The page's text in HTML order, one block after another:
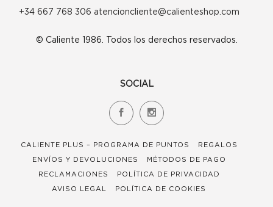
+34 667 768 306 atencioncliente@calienteshop.com
© Caliente 1986. Todos los derechos reservados.
SOCIAL
CALIENTE PLUS – PROGRAMA DE PUNTOS
REGALOS
ENVÍOS Y DEVOLUCIONES
MÉTODOS DE PAGO
RECLAMACIONES
POLÍTICA DE PRIVACIDAD
AVISO LEGAL
POLÍTICA DE COOKIES